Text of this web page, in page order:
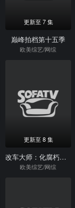
更新至 7 集
巅峰拍档第十五季
欧美综艺/网综
更新至 8 集
改车大师：化腐朽为神奇第四季
欧美综艺/网综